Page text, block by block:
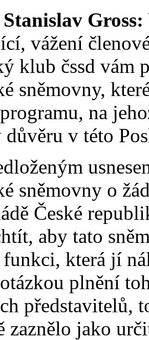
Gross:
vážení
klub čssd vám
sněmovny,
na
v této
sněmovny o
České
aby tato
která jí
plnění
představitelů,
zaznělo jako